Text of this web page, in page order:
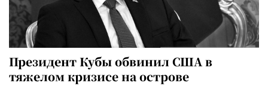
Президент Кубы обвинил США в
тяжелом кризисе на острове